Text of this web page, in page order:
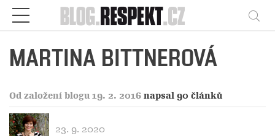
Respekt
MARTINA BITTNEROVÁ
Od založení blogu 19. 2. 2016 napsal 90 článků
23. 9. 2020